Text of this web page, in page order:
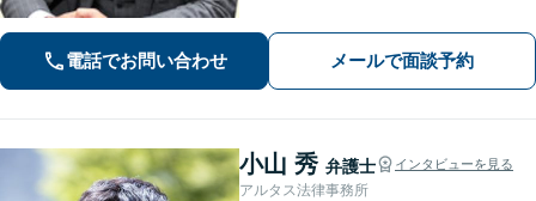
電話でお問い合わせ メールで面談予約
小山 秀 弁護士 インタビューを見る
アルタス法律事務所